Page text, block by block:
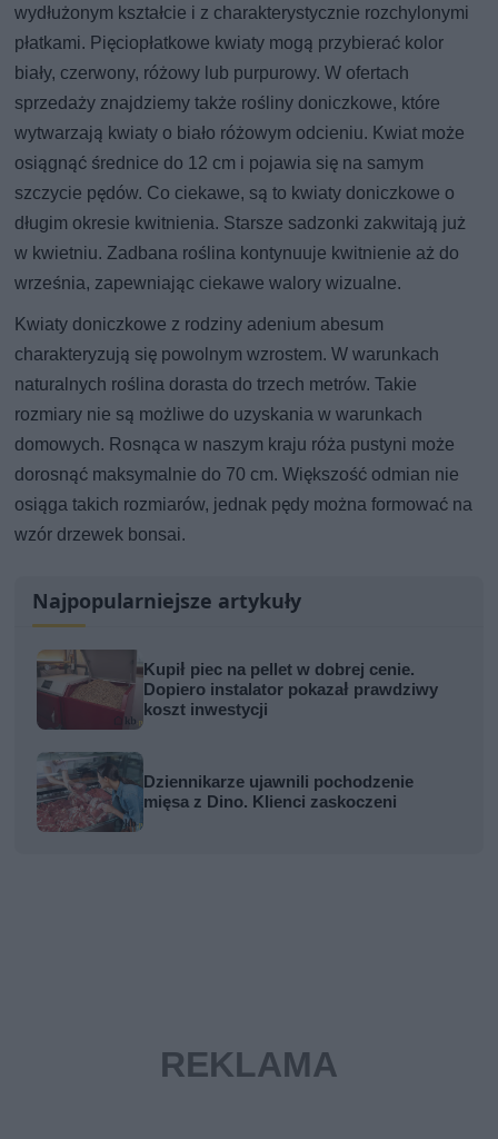
wydłużonym kształcie i z charakterystycznie rozchylonymi
płatkami. Pięciopłatkowe kwiaty mogą przybierać kolor
biały, czerwony, różowy lub purpurowy. W ofertach
sprzedaży znajdziemy także rośliny doniczkowe, które
wytwarzają kwiaty o biało różowym odcieniu. Kwiat może
osiągnąć średnice do 12 cm i pojawia się na samym
szczycie pędów. Co ciekawe, są to kwiaty doniczkowe o
długim okresie kwitnienia. Starsze sadzonki zakwitają już
w kwietniu. Zadbana roślina kontynuuje kwitnienie aż do
września, zapewniając ciekawe walory wizualne.
Kwiaty doniczkowe z rodziny adenium abesum
charakteryzują się powolnym wzrostem. W warunkach
naturalnych roślina dorasta do trzech metrów. Takie
rozmiary nie są możliwe do uzyskania w warunkach
domowych. Rosnąca w naszym kraju róża pustyni może
dorosnąć maksymalnie do 70 cm. Większość odmian nie
osiąga takich rozmiarów, jednak pędy można formować na
wzór drzewek bonsai.
Najpopularniejsze artykuły
Kupił piec na pellet w dobrej cenie.
Dopiero instalator pokazał prawdziwy
koszt inwestycji
Dziennikarze ujawnili pochodzenie
mięsa z Dino. Klienci zaskoczeni